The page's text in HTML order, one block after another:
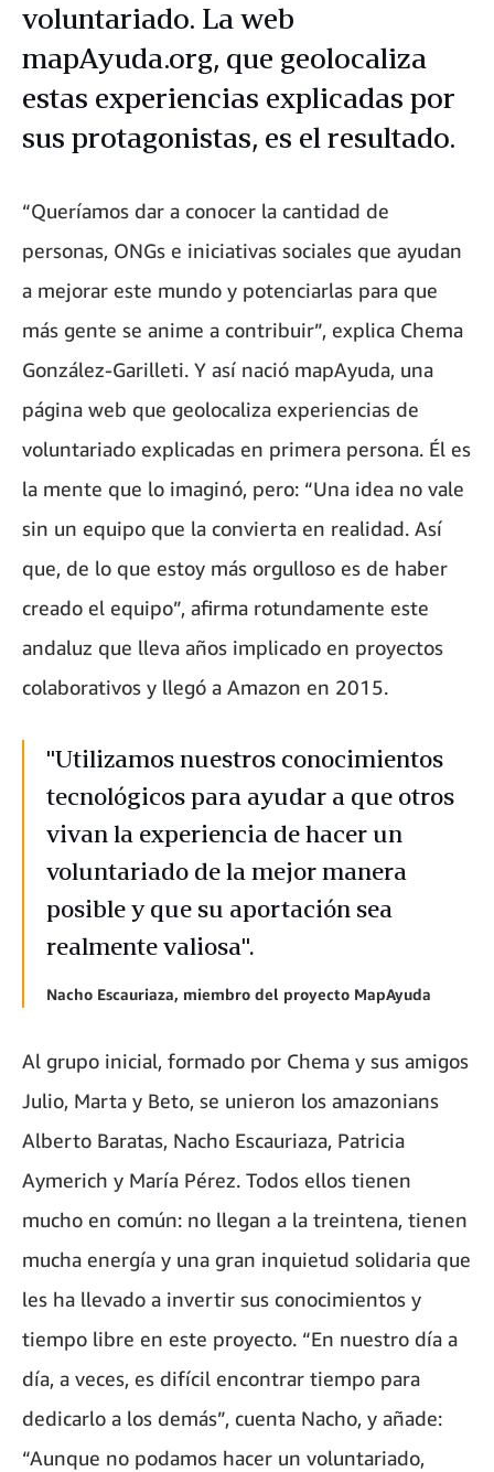
voluntariado. La web
mapAyuda.org, que geolocaliza
estas experiencias explicadas por
sus protagonistas, es el resultado.
“Queríamos dar a conocer la cantidad de
personas, ONGs e iniciativas sociales que ayudan
a mejorar este mundo y potenciarlas para que
más gente se anime a contribuir”, explica Chema
González-Garilleti. Y así nació mapAyuda, una
página web que geolocaliza experiencias de
voluntariado explicadas en primera persona. Él es
la mente que lo imaginó, pero: “Una idea no vale
sin un equipo que la convierta en realidad. Así
que, de lo que estoy más orgulloso es de haber
creado el equipo”, afirma rotundamente este
andaluz que lleva años implicado en proyectos
colaborativos y llegó a Amazon en 2015.
"Utilizamos nuestros conocimientos
tecnológicos para ayudar a que otros
vivan la experiencia de hacer un
voluntariado de la mejor manera
posible y que su aportación sea
realmente valiosa".
Nacho Escauriaza, miembro del proyecto MapAyuda
Al grupo inicial, formado por Chema y sus amigos
Julio, Marta y Beto, se unieron los amazonians
Alberto Baratas, Nacho Escauriaza, Patricia
Aymerich y María Pérez. Todos ellos tienen
mucho en común: no llegan a la treintena, tienen
mucha energía y una gran inquietud solidaria que
les ha llevado a invertir sus conocimientos y
tiempo libre en este proyecto. “En nuestro día a
día, a veces, es difícil encontrar tiempo para
dedicarlo a los demás”, cuenta Nacho, y añade:
“Aunque no podamos hacer un voluntariado,